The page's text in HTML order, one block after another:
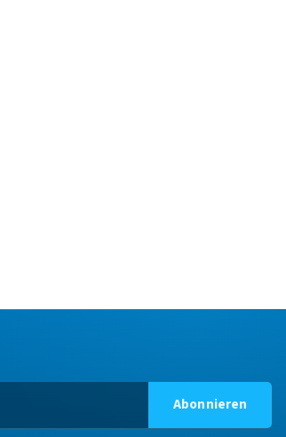
Abonnieren